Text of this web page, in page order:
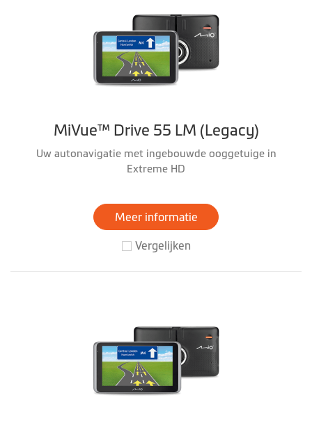
MiVue™ Drive 55 LM (Legacy)
Uw autonavigatie met ingebouwde ooggetuige in
Extreme HD
Meer informatie
Vergelijken